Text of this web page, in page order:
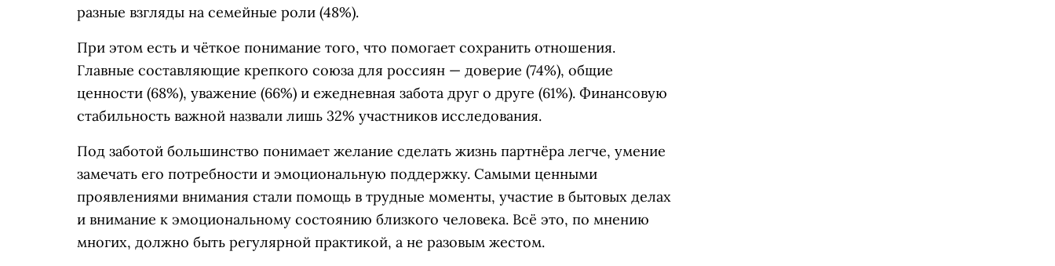
разные взгляды на семейные роли (48%).
При этом есть и чёткое понимание того, что помогает сохранить отношения.
Главные составляющие крепкого союза для россиян — доверие (74%), общие
ценности (68%), уважение (66%) и ежедневная забота друг о друге (61%). Финансовую
стабильность важной назвали лишь 32% участников исследования.
Под заботой большинство понимает желание сделать жизнь партнёра легче, умение
замечать его потребности и эмоциональную поддержку. Самыми ценными
проявлениями внимания стали помощь в трудные моменты, участие в бытовых делах
и внимание к эмоциональному состоянию близкого человека. Всё это, по мнению
многих, должно быть регулярной практикой, а не разовым жестом.